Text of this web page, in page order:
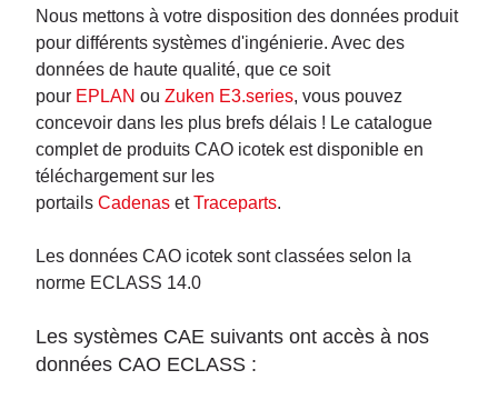
Nous mettons à votre disposition des données produit
pour différents systèmes d'ingénierie. Avec des
données de haute qualité, que ce soit
pour EPLAN ou Zuken E3.series, vous pouvez
concevoir dans les plus brefs délais ! Le catalogue
complet de produits CAO icotek est disponible en
téléchargement sur les
portails Cadenas etTraceparts.
Les données CAO icotek sont classées selon la
norme ECLASS 14.0
Les systèmes CAE suivants ont accès à nos
données CAO ECLASS :